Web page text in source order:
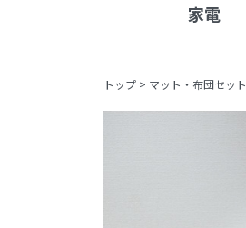
家電
トップ > マット・布団セット